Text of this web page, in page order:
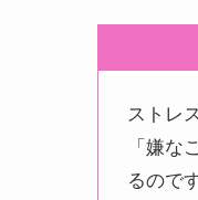
ストレ
「嫌な
るのです